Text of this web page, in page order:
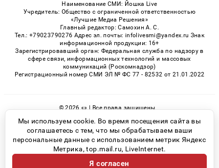
Наименование СМИ: Йошка Live
Учредитель: Общество с ограниченной ответственностью
«Лучшие Медиа Решения»
Главный редактор: Самохин А. С.
Тел.: +79023790276 Адрес эл. почты: infolivesmi@yandex.ru Знак
информационной продукции: 16+
Зарегистрировавший орган: Федеральная служба по надзору в
сфере связи, информационных технологий и массовых
коммуникаций (Роскомнадзор)
Регистрационный номер СМИ ЭЛ № ФС 77 - 82532 от 21.01.2022
© 2026 «» | Все права защищены
Возрастная категория сайта 16+
Политика конфиденциальности
Мы используем cookie. Во время посещения сайта вы
соглашаетесь с тем, что мы обрабатываем ваши
персональные данные с использованием метрик Яндекс
Метрика, top.mail.ru, LiveInternet.
Я согласен